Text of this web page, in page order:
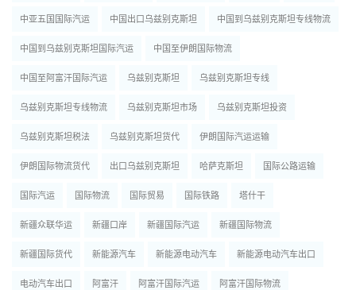
中亚五国国际汽运 中国出口乌兹别克斯坦 中国到乌兹别克斯坦专线物流
中国到乌兹别克斯坦国际汽运 中国至伊朗国际物流
中国至阿富汗国际汽运 乌兹别克斯坦 乌兹别克斯坦专线
乌兹别克斯坦专线物流 乌兹别克斯坦市场 乌兹别克斯坦投资
乌兹别克斯坦税法 乌兹别克斯坦货代 伊朗国际汽运运输
伊朗国际物流货代 出口乌兹别克斯坦 哈萨克斯坦 国际公路运输
国际汽运 国际物流 国际贸易 国际铁路 塔什干
新疆众联华运 新疆口岸 新疆国际汽运 新疆国际物流
新疆国际货代 新能源汽车 新能源电动汽车 新能源电动汽车出口
电动汽车出口 阿富汗 阿富汗国际汽运 阿富汗国际物流